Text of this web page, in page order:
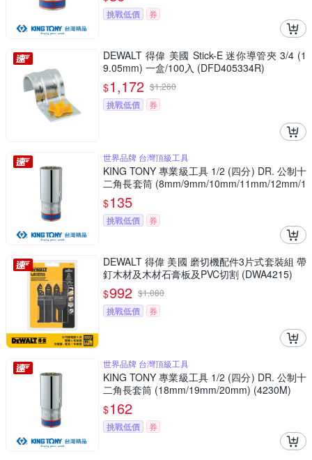
挑戰低價 券
DEWALT 得偉 美國 Stick-E 迷你導管夾 3/4 (1
9.05mm) 一盒/100入 (DFD405334R)
$1,172 $1,260
挑戰低價
券
世界品牌 台灣頂級工具
KING TONY 專業級工具 1/2 (四分) DR. 公制十
二角長套筒 (8mm/9mm/10mm/11mm/12mm/1
3mm/14mm) (4230M)
$135
挑戰低價 券
DEWALT 得偉 美國 磨切機配件3片式套裝組 帶
釘木材及木材石膏板及PVC切割 (DWA4215)
$992 $1,080
挑戰低價
券
世界品牌 台灣頂級工具
KING TONY 專業級工具 1/2 (四分) DR. 公制十
二角長套筒 (18mm/19mm/20mm) (4230M)
$162
挑戰低價 券